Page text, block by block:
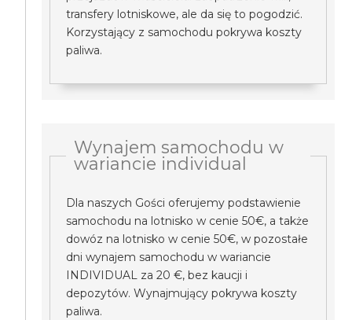
transfery lotniskowe, ale da się to pogodzić.
Korzystający z samochodu pokrywa koszty
paliwa.
Wynajem samochodu w
wariancie individual
Dla naszych Gości oferujemy podstawienie
samochodu na lotnisko w cenie 50€, a także
dowóz na lotnisko w cenie 50€, w pozostałe
dni wynajem samochodu w wariancie
INDIVIDUAL za 20 €, bez kaucji i
depozytów. Wynajmujący pokrywa koszty
paliwa.